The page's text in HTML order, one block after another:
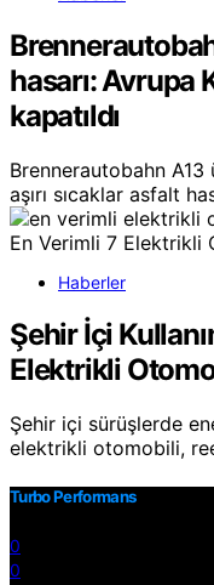
hasarı: Avrupa
kapatıldı
Brennerautobahn
aşırı sıcaklar asfalt
Haberler
Şehir İçi
Elektrikli
Şehir içi sürüşlerde
elektrikli otomobili,
Turbo Performans
0
0